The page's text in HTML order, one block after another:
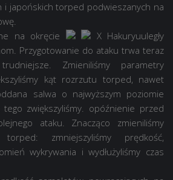
i japońskich torped podwieszanych na
na okręcie
X Hakuryuuległy
Przygotowanie do ataku trwa teraz
Zmieniliśmy parametry
kąt rozrzutu torped, nawet
salwa o najwyższym poziomie
zwiększyliśmy. opóźnienie przed
ataku. Znacząco zmieniliśmy
torped: zmniejszyliśmy prędkość,
wykrywania i wydłużyliśmy czas